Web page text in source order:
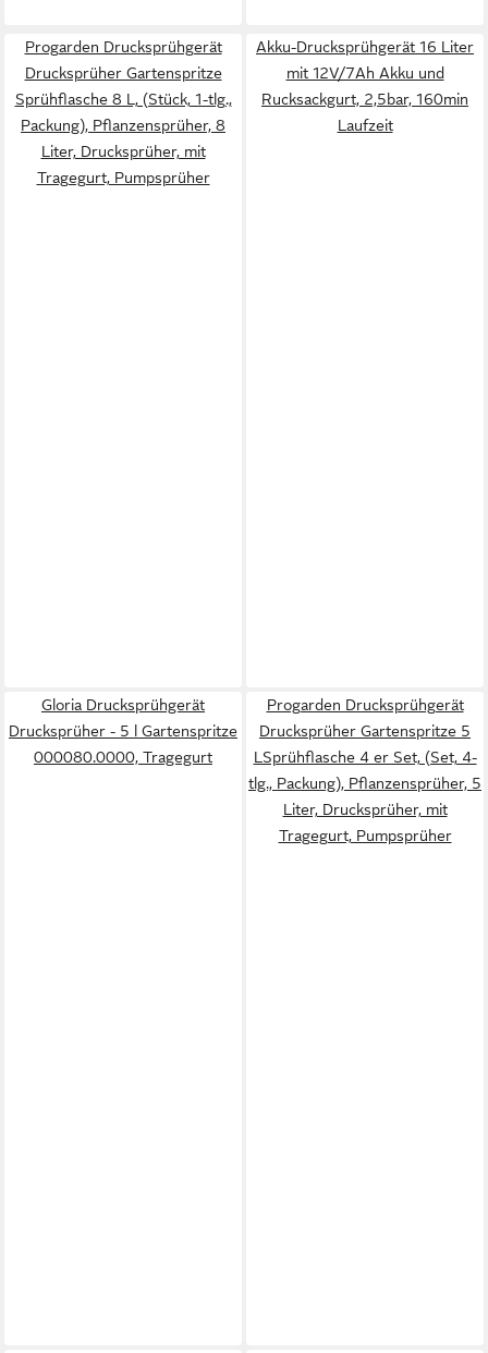
Progarden Drucksprühgerät
Drucksprüher Gartenspritze
Sprühflasche 8 L, (Stück, 1-tlg.,
Packung), Pflanzensprüher, 8
Liter, Drucksprüher, mit
Tragegurt, Pumpsprüher
Akku-Drucksprühgerät 16 Liter
mit 12V/7Ah Akku und
Rucksackgurt, 2,5bar, 160min
Laufzeit
Gloria Drucksprühgerät
Drucksprüher - 5 l Gartenspritze
000080.0000, Tragegurt
Progarden Drucksprühgerät
Drucksprüher Gartenspritze 5
LSprühflasche 4 er Set, (Set, 4-
tlg., Packung), Pflanzensprüher, 5
Liter, Drucksprüher, mit
Tragegurt, Pumpsprüher